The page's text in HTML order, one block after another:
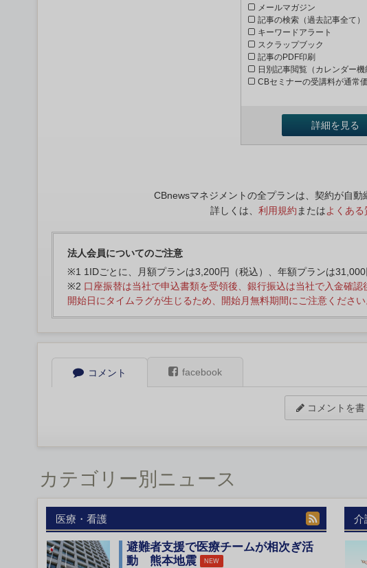
メールマガジン
記事の検索（過去記事全て）
キーワードアラート
スクラップブック
記事のPDF印刷
日別記事閲覧（カレンダー機
CBセミナーの受講料が通常
詳細を見る
CBnewsマネジメントの全プランは、契約が自動
詳しくは、 利用規約 またはよくある
法人会員についてのご注意
※1 1IDごとに、月額プランは3,200円（税込）、年額プランは31,000
※2 口座振替は当社で申込書類を受領後、銀行振込は当社で入金確
開始日にタイムラグが生じるため、開始月無料期間にご注意ください
コメント facebook
コメントを書
カテゴリー別ニュース
医療・看護
避難者支援で医療チームが相次ぎ活
動 熊本地震
NEW
介